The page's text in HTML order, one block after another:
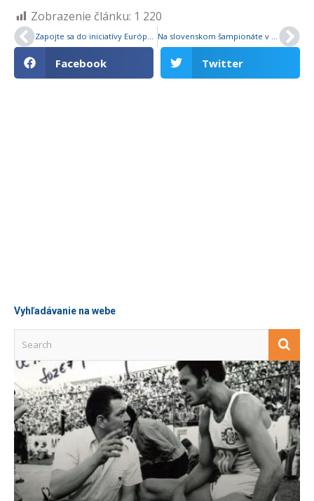
Zobrazenie článku: 1 220
Zapojte sa do iniciatívy Európskeho hnutia fair play (EFPM) s názvom “ZA FAIR PLAY A MIER NAPRIEČ EURÓPOU” Na slovenskom šampionáte v Ostrave dovedna 16 zmien v TOP 10 slovenských historických halových tabuliek, najviac na 200 m
Facebook Twitter
Vyhľadávanie na webe